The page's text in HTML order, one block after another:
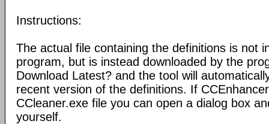
Instructions:
The actual file containing the definitions is not
program, but is instead downloaded by the
Download Latest? and the tool will
recent version of the definitions. If
CCleaner.exe file you can open a dialog box
yourself.